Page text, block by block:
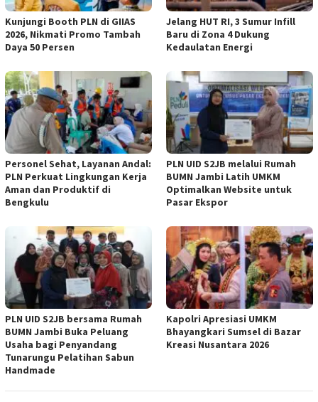
Kunjungi Booth PLN di GIIAS
2026, Nikmati Promo Tambah
Daya 50 Persen
Jelang HUT RI, 3 Sumur Infill
Baru di Zona 4 Dukung
Kedaulatan Energi
Personel Sehat, Layanan Andal:
PLN Perkuat Lingkungan Kerja
Aman dan Produktif di
Bengkulu
PLN UID S2JB melalui Rumah
BUMN Jambi Latih UMKM
Optimalkan Website untuk
Pasar Ekspor
PLN UID S2JB bersama Rumah
BUMN Jambi Buka Peluang
Usaha bagi Penyandang
Tunarungu Pelatihan Sabun
Handmade
Kapolri Apresiasi UMKM
Bhayangkari Sumsel di Bazar
Kreasi Nusantara 2026